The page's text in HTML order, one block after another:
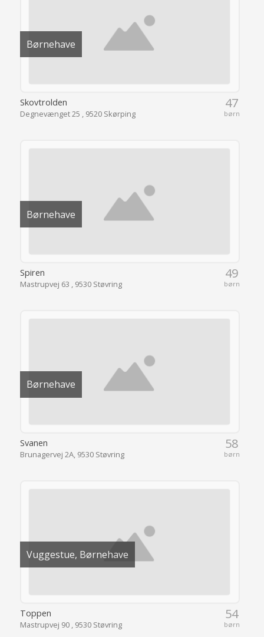
Børnehave
47
børn
Skovtrolden
Degnevænget 25 , 9520 Skørping
Børnehave
49
børn
Spiren
Mastrupvej 63 , 9530 Støvring
Børnehave
58
børn
Svanen
Brunagervej 2A, 9530 Støvring
Vuggestue, Børnehave
54
børn
Toppen
Mastrupvej 90 , 9530 Støvring